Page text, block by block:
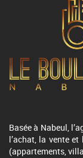
Basée à Nabeul,
l’achat, la vente
(appartements,